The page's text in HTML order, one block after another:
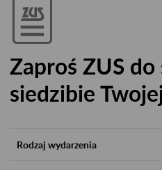
Zaproś ZUS
siedzibie
Rodzaj wydarzenia